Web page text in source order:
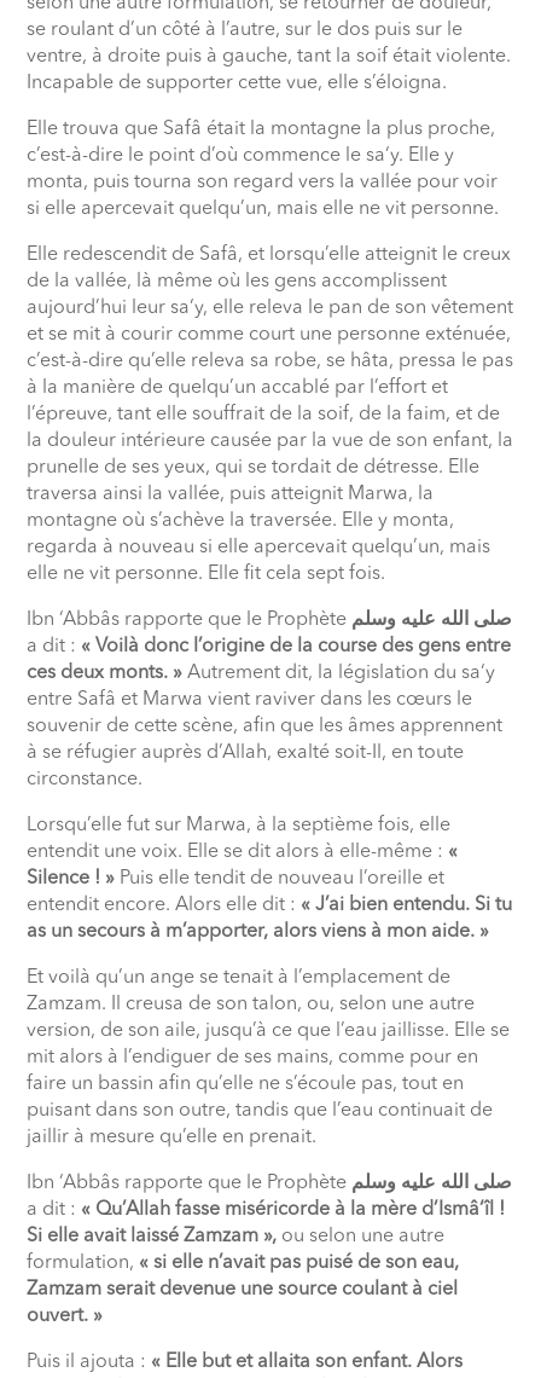
selon une autre formulation, se retourner de douleur,
se roulant d’un côté à l’autre, sur le dos puis sur le
ventre, à droite puis à gauche, tant la soif était violente.
Incapable de supporter cette vue, elle s’éloigna.
Elle trouva que Safâ était la montagne la plus proche,
c’est-à-dire le point d’où commence le sa‘y. Elle y
monta, puis tourna son regard vers la vallée pour voir
si elle apercevait quelqu’un, mais elle ne vit personne.
Elle redescendit de Safâ, et lorsqu’elle atteignit le creux
de la vallée, là même où les gens accomplissent
aujourd’hui leur sa‘y, elle releva le pan de son vêtement
et se mit à courir comme court une personne exténuée,
c’est-à-dire qu’elle releva sa robe, se hâta, pressa le pas
à la manière de quelqu’un accablé par l’effort et
l’épreuve, tant elle souffrait de la soif, de la faim, et de
la douleur intérieure causée par la vue de son enfant, la
prunelle de ses yeux, qui se tordait de détresse. Elle
traversa ainsi la vallée, puis atteignit Marwa, la
montagne où s’achève la traversée. Elle y monta,
regarda à nouveau si elle apercevait quelqu’un, mais
elle ne vit personne. Elle fit cela sept fois.
Ibn ‘Abbâs rapporte que le Prophète صلى الله عليه وسلم
a dit : « Voilà donc l’origine de la course des gens entre
ces deux monts. » Autrement dit, la législation du sa‘y
entre Safâ et Marwa vient raviver dans les cœurs le
souvenir de cette scène, afin que les âmes apprennent
à se réfugier auprès d’Allah, exalté soit-Il, en toute
circonstance.
Lorsqu’elle fut sur Marwa, à la septième fois, elle
entendit une voix. Elle se dit alors à elle-même : «
Silence ! » Puis elle tendit de nouveau l’oreille et
entendit encore. Alors elle dit : « J’ai bien entendu. Si tu
as un secours à m’apporter, alors viens à mon aide. »
Et voilà qu’un ange se tenait à l’emplacement de
Zamzam. Il creusa de son talon, ou, selon une autre
version, de son aile, jusqu’à ce que l’eau jaillisse. Elle se
mit alors à l’endiguer de ses mains, comme pour en
faire un bassin afin qu’elle ne s’écoule pas, tout en
puisant dans son outre, tandis que l’eau continuait de
jaillir à mesure qu’elle en prenait.
Ibn ‘Abbâs rapporte que le Prophète صلى الله عليه وسلم
a dit : « Qu’Allah fasse miséricorde à la mère d’Ismâ‘îl !
Si elle avait laissé Zamzam », ou selon une autre
formulation, « si elle n’avait pas puisé de son eau,
Zamzam serait devenue une source coulant à ciel
ouvert. »
Puis il ajouta : « Elle but et allaita son enfant. Alors